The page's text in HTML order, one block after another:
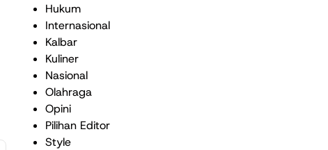
Hukum
Internasional
Kalbar
Kuliner
Nasional
Olahraga
Opini
Pilihan Editor
Style